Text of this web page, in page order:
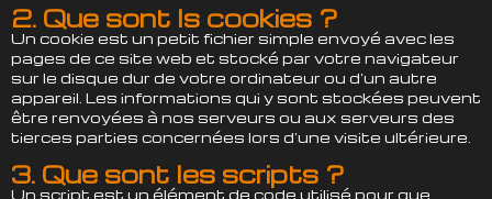
2. Que sont ls cookies ?
Un cookie est un petit fichier simple envoyé avec les
pages de ce site web et stocké par votre navigateur
sur le disque dur de votre ordinateur ou d’un autre
appareil. Les informations qui y sont stockées peuvent
être renvoyées à nos serveurs ou aux serveurs des
tierces parties concernées lors d’une visite ultérieure.
3. Que sont les scripts ?
Un script est un élément de code utilisé pour que